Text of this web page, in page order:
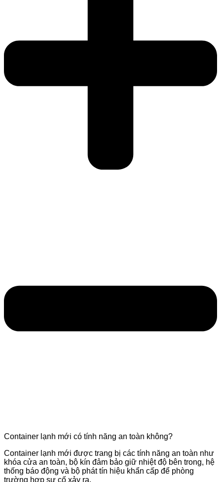
Container lạnh mới có tính năng an toàn không?
Container lạnh mới được trang bị các tính năng an toàn như
khóa cửa an toàn, bộ kín đảm bảo giữ nhiệt độ bên trong, hệ
thống báo động và bộ phát tín hiệu khẩn cấp để phòng
trường hợp sự cố xảy ra.